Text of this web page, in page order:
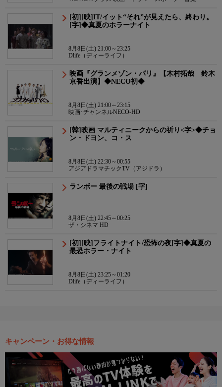
[初][映]IT/イット“それ”が見えたら、終わり。
[字]◆真夏のホラーナイト
8月8日(土) 21:00～23:25
Dlife（ディーライフ）
映画『グランメゾン・パリ』【木村拓哉 鈴木
京香出演】◆NECO初◆
8月8日(土) 21:00～23:15
映画･チャンネルNECO-HD
[韓]映画 マルティニークからの祈り<字>◆チョ
ン・ドヨン、コ・ス
8月8日(土) 22:30～00:55
アジアドラマチックTV（アジドラ）
ランボー 最後の戦場 [字]
8月8日(土) 22:45～00:25
ザ・シネマ HD
[初][映]フライトナイト/恐怖の夜[字]◆真夏の
最恐ホラー・ナイト
8月8日(土) 23:25～01:20
Dlife（ディーライフ）
キャンペーン・お得な情報